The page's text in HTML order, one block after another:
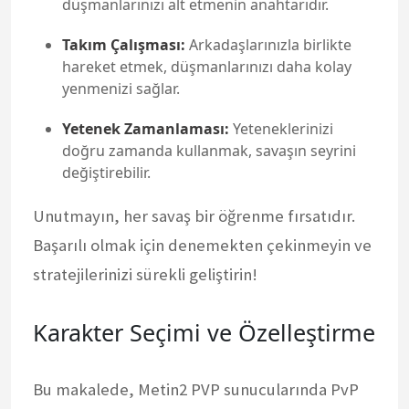
düşmanlarınızı alt etmenin anahtarıdır.
Takım Çalışması: Arkadaşlarınızla birlikte
hareket etmek, düşmanlarınızı daha kolay
yenmenizi sağlar.
Yetenek Zamanlaması: Yeteneklerinizi
doğru zamanda kullanmak, savaşın seyrini
değiştirebilir.
Unutmayın, her savaş bir öğrenme fırsatıdır.
Başarılı olmak için denemekten çekinmeyin ve
stratejilerinizi sürekli geliştirin!
Karakter Seçimi ve Özelleştirme
Bu makalede, Metin2 PVP sunucularında PvP